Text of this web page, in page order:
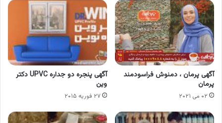
آگهی پرمان ، دمنوش فراسودمند
پرمان
۰۲ می ۲۰۲۱
آگهی پنجره دو جداره UPVC دکتر
وین
۲۷ فوریه ۲۰۱۵